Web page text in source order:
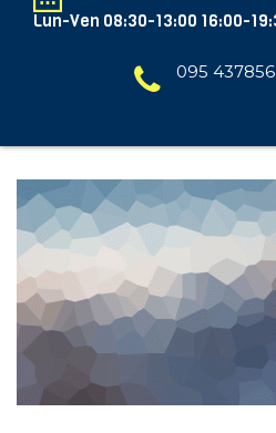
Lun-Ven 08:30-13:00 16:00-
095 437856